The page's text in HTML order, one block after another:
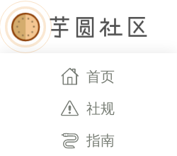
首页
社规
指南